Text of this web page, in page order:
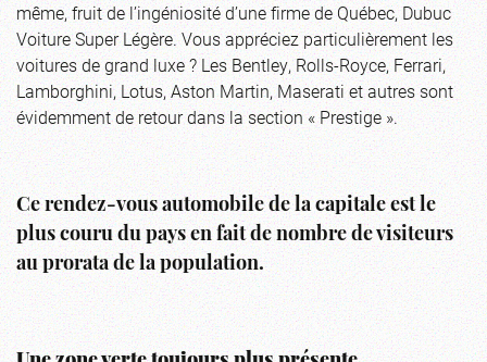
même, fruit de l’ingéniosité d’une firme de Québec, Dubuc
Voiture Super Légère. Vous appréciez particulièrement les
voitures de grand luxe ? Les Bentley, Rolls-Royce, Ferrari,
Lamborghini, Lotus, Aston Martin, Maserati et autres sont
évidemment de retour dans la section « Prestige ».
Ce rendez-vous automobile de la capitale est le
plus couru du pays en fait de nombre de visiteurs
au prorata de la population.